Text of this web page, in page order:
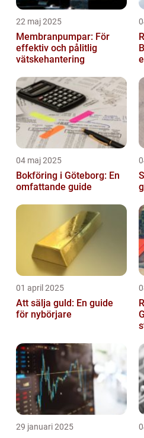
22 maj 2025
Membranpumpar: För
effektiv och pålitlig
vätskehantering
04 maj 2025
Bokföring i Göteborg: En
omfattande guide
01 april 2025
Att sälja guld: En guide
för nybörjare
29 januari 2025